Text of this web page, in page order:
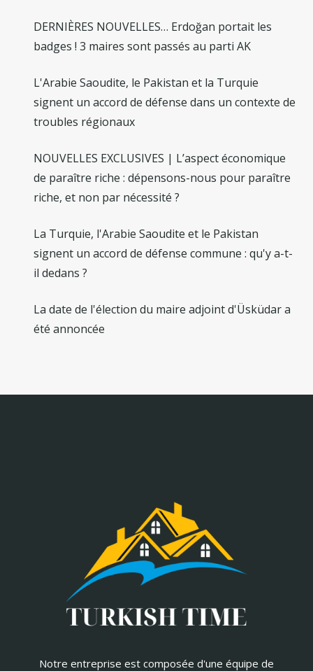
DERNIÈRES NOUVELLES… Erdoğan portait les
badges ! 3 maires sont passés au parti AK
L'Arabie Saoudite, le Pakistan et la Turquie
signent un accord de défense dans un contexte de
troubles régionaux
NOUVELLES EXCLUSIVES | L’aspect économique
de paraître riche : dépensons-nous pour paraître
riche, et non par nécessité ?
La Turquie, l'Arabie Saoudite et le Pakistan
signent un accord de défense commune : qu'y a-t-
il dedans ?
La date de l'élection du maire adjoint d'Üsküdar a
été annoncée
Notre entreprise est composée d'une équipe de